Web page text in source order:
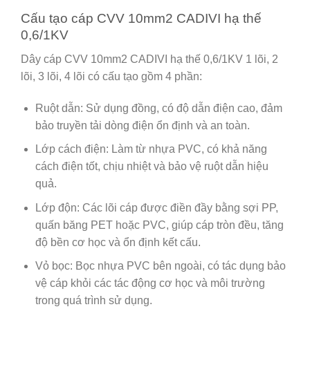
Cấu tạo cáp CVV 10mm2 CADIVI hạ thế
0,6/1KV
Dây cáp CVV 10mm2 CADIVI hạ thế 0,6/1KV 1 lõi, 2
lõi, 3 lõi, 4 lõi có cấu tạo gồm 4 phần:
Ruột dẫn: Sử dụng đồng, có độ dẫn điện cao, đảm
bảo truyền tải dòng điện ổn định và an toàn.
Lớp cách điện: Làm từ nhựa PVC, có khả năng
cách điện tốt, chịu nhiệt và bảo vệ ruột dẫn hiệu
quả.
Lớp độn: Các lõi cáp được điền đầy bằng sợi PP,
quấn băng PET hoặc PVC, giúp cáp tròn đều, tăng
độ bền cơ học và ổn định kết cấu.
Vỏ bọc: Bọc nhựa PVC bên ngoài, có tác dụng bảo
vệ cáp khỏi các tác động cơ học và môi trường
trong quá trình sử dụng.